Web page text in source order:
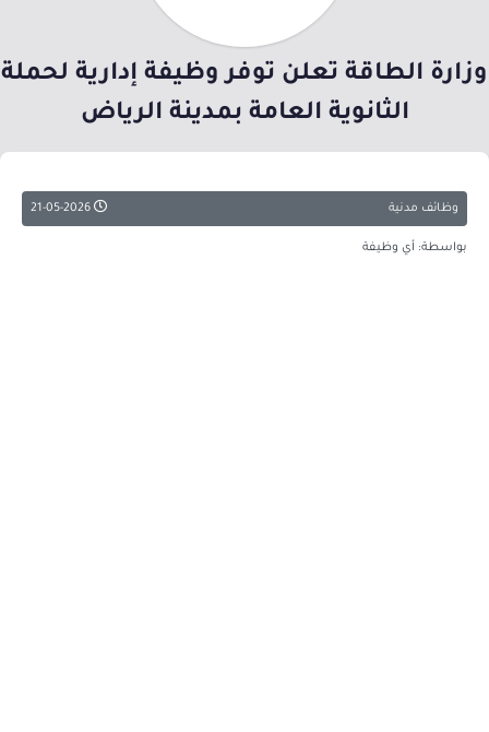
وزارة الطاقة تعلن توفر وظيفة إدارية لحملة
الثانوية العامة بمدينة الرياض
وظائف مدنية
بواسطة: أي وظيفة